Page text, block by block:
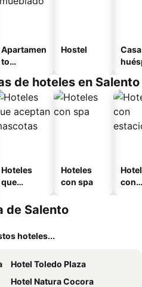
Apartamen
to
o
Hostel
de hoteles en Salento
Hoteles
que
mascotas
Hoteles
con spa
con
de Salento
hoteles...
Hotel Toledo Plaza
Hotel Natura Cocora